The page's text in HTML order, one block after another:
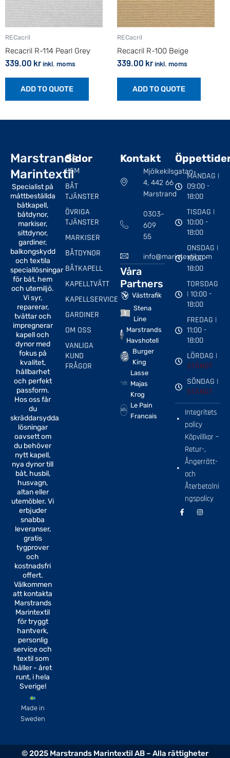
RECacril
Recacril R-114 Pearl Grey
339.00 krinkl. moms
ADD TO QUOTE
RECacril
Recacril R-100 Beige
339.00 krinkl. moms
ADD TO QUOTE
Marstrands
Marintextil
Specialist på
måttbeställda
båtkapell,
båtdynor,
markiser,
sittdynor,
gardiner,
balkongskydd
och textila
speciallösningar
för båt, hem
och utemiljö.
Vi syr,
reparerar,
tvättar och
impregnerar
kapell och
dynor med
fokus på
kvalitet,
hållbarhet
och perfekt
passform.
Hos oss får
du
skräddarsydda
lösningar
oavsett om
du behöver
nytt kapell,
nya dynor till
båt, husbil,
husvagn,
altan eller
utemöbler. Vi
erbjuder
snabba
leveranser,
gratis
tygprover
och
kostnadsfri
offert.
Välkommen
att kontakta
Marstrands
Marintextil
för tryggt
hantverk,
personlig
service och
textil som
håller - året
runt, i hela
Sverige!
Made in
Sweden
Sidor
HEM
BÅT
TJÄNSTER
ÖVRIGA
TJÄNSTER
MARKISER
BÅTDYNOR
BÅTKAPELL
KAPELLTVÄTT
KAPELLSERVICE
GARDINER
OM OSS
VANLIGA
KUND
FRÅGOR
Kontakt
Mjölkekilsgatan
4, 442 66
Marstrand
0303-
609
55
info@marintextil.com
Våra
Partners
Västtrafik
Stena
Line
Marstrands
Havshotell
Burger
King
Lasse
Majas
Krog
Le Pain
Francais
MÅNDAG |
09:00 -
18:00
TISDAG |
10:00 -
18:00
ONSDAG |
10:00 -
18:00
TORSDAG
| 10:00 -
18:00
FREDAG |
11:00 -
18:00
LÖRDAG |
STÄNGT
SÖNDAG |
STÄNGT
Integritets
policy
Köpvillkor –
Retur-,
Ångerrätt-
och
Återbetalni
ngspolicy
F
a
I
n
© 2025 Marstrands Marintextil AB – Alla rättigheter